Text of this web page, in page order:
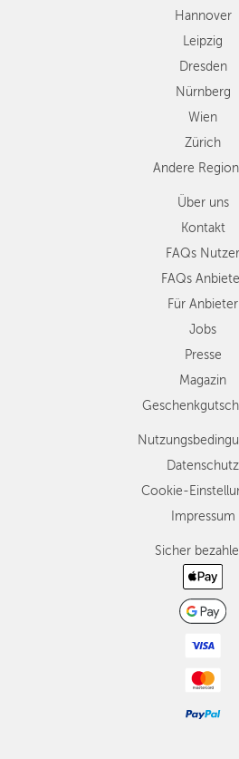
Andere
RegionenHannover
Leipzig
Dresden
Nürnberg
Wien
Zürich
Andere
Über uns
Kontakt
FAQs Nutzer
FAQs
Für Anbieter
Jobs
Presse
Magazin
Datenschutz
Cookie-
Impressum
Sicher